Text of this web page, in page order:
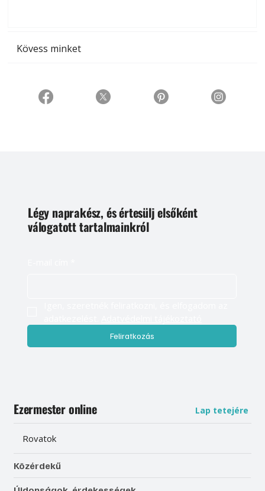
Kövess minket
Légy naprakész, és értesülj elsőként
válogatott tartalmainkról
Feliratkozás
Ezermester online Lap tetejére
Rovatok
Közérdekű